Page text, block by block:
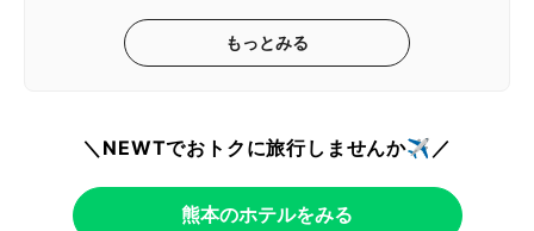
もっとみる
＼NEWTでおトクに旅行しませんか✈️／
熊本のホテルをみる